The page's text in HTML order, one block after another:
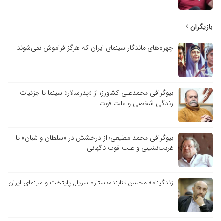
بازیگران
چهره‌های ماندگار سینمای ایران که هرگز فراموش نمی‌شوند
بیوگرافی محمدعلی کشاورز؛ از «پدرسالار» سینما تا جزئیات
زندگی شخصی و علت فوت
بیوگرافی محمد مطیعی؛ از درخشش در «سلطان و شبان» تا
غربت‌نشینی و علت فوت ناگهانی
زندگینامه محسن تنابنده؛ ستاره سریال پایتخت و سینمای ایران